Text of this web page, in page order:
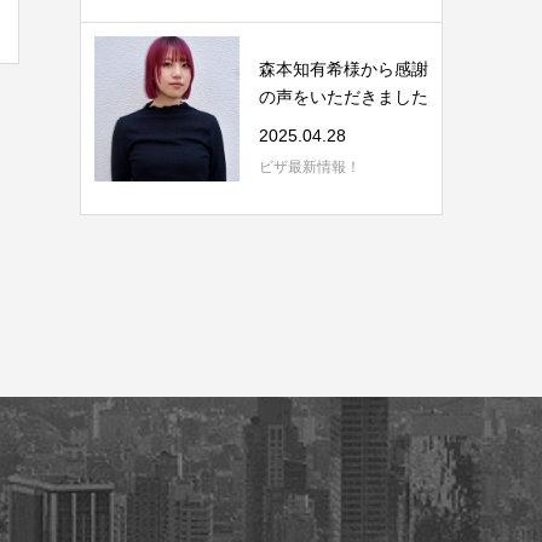
森本知有希様から感謝
の声をいただきました
2025.04.28
ビザ最新情報！